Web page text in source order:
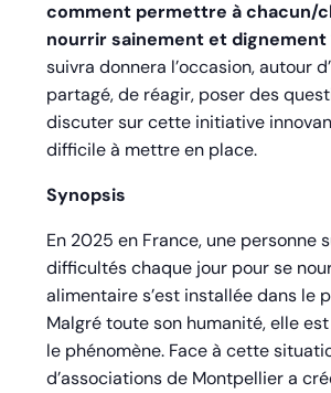
comment permettre à chacun/
nourrir sainement et dignement
suivra donnera l’occasion, autour
partagé, de réagir, poser des
discuter sur cette initiative
difficile à mettre en place.
Synopsis
En 2025 en France, une personne
difficultés chaque jour pour se
alimentaire s’est installée dans le
Malgré toute son humanité, elle
le phénomène. Face à cette
d’associations de Montpellier a